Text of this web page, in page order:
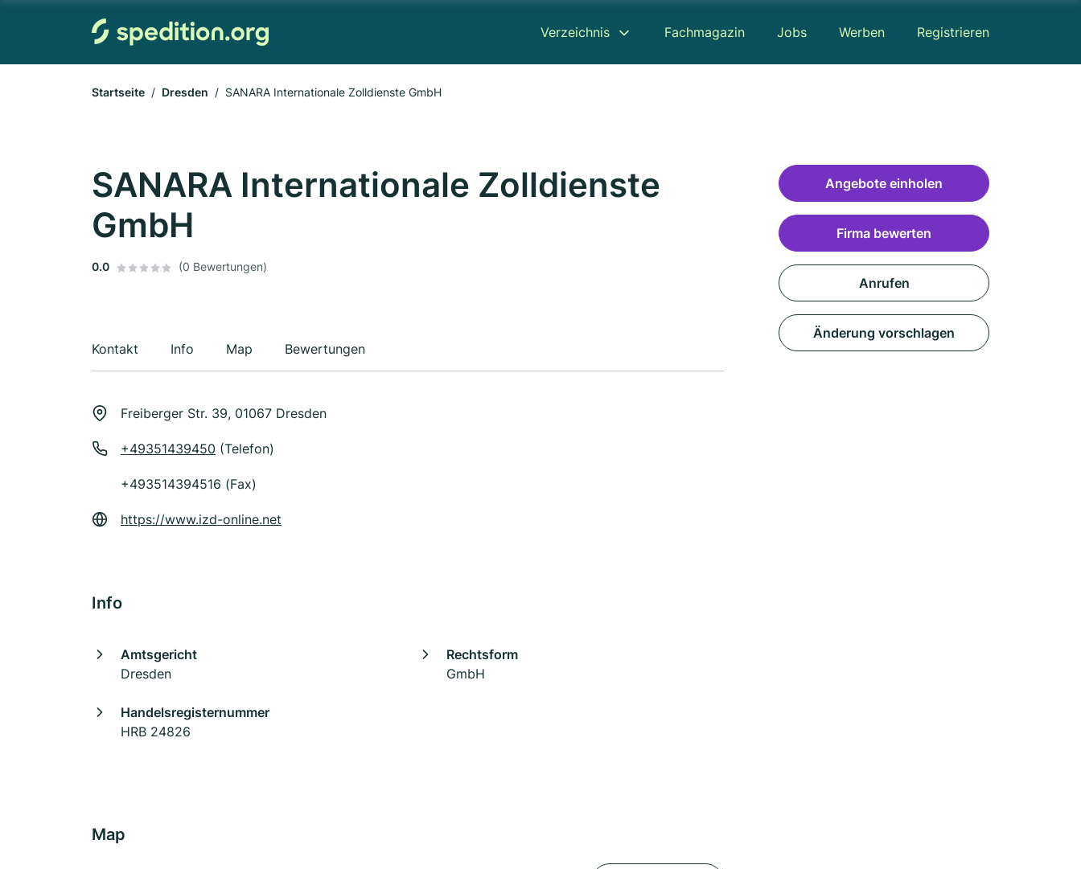
Verzeichnis Fachmagazin Jobs Werben Registrieren
Startseite Dresden SANARA Internationale Zolldienste GmbH
SANARA Internationale Zolldienste
GmbH
0.0 (0 Bewertungen)
Kontakt Info Map Bewertungen
Freiberger Str. 39, 01067 Dresden
+49351439450 (Telefon)
+493514394516 (Fax)
https://www.izd-online.net
Info
Amtsgericht
Dresden
Rechtsform
GmbH
Handelsregisternummer
HRB 24826
Map
Angebote einholen
Firma bewerten
Anrufen
Änderung vorschlagen